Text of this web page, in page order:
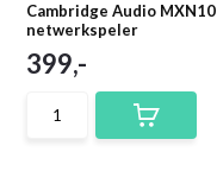
Cambridge Audio MXN10
netwerkspeler
399,-